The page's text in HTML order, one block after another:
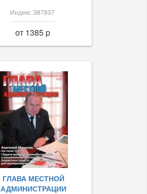
Индекс Э87837
от 1385 p
ГЛАВА МЕСТНОЙ
АДМИНИСТРАЦИИ